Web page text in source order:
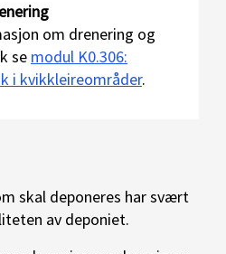
om drenering og
se modul K0.306:
i kvikkleireområder.
skal deponeres har svært
av deponiet.